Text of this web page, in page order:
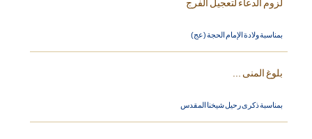
لزوم الدعاء لتعجيل الفرج
بمناسبة ولادة الإمام الحجة (عج)
بلوغ المنى ...
بمناسبة ذكرى رحيل شيخنا المقدس